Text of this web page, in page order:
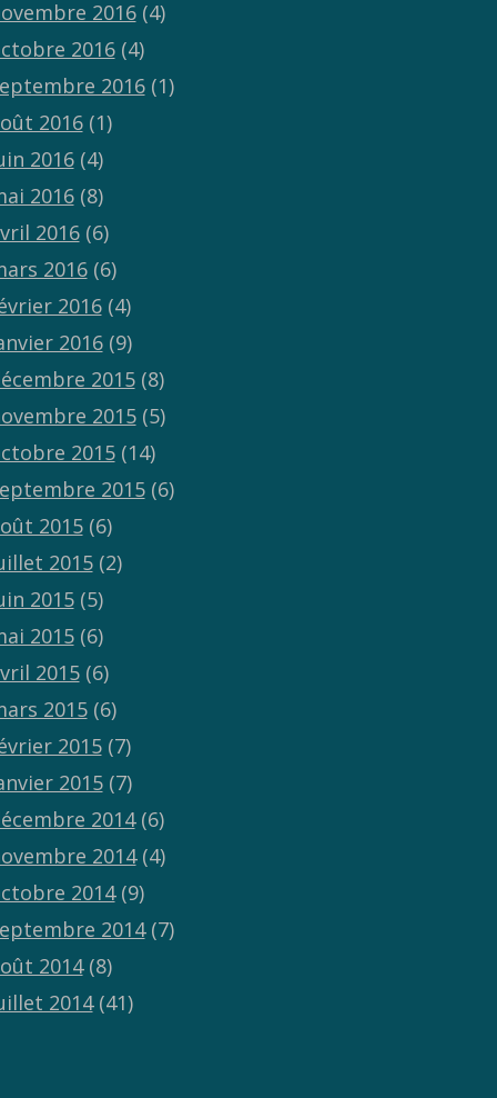
2016(4)
2016(4)
2016(1)
2016(1)
2016(4)
2016(8)
2016(6)
2016(6)
2016(4)
2016(9)
2015(8)
2015(5)
2015(14)
2015(6)
2015(6)
2015(2)
2015(5)
2015(6)
2015(6)
2015(6)
2015(7)
2015(7)
2014(6)
2014(4)
2014(9)
2014(7)
2014(8)
2014(41)